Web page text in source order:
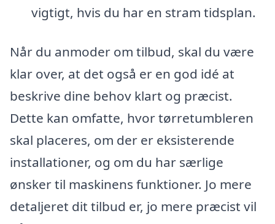
vigtigt, hvis du har en stram tidsplan.
Når du anmoder om tilbud, skal du være
klar over, at det også er en god idé at
beskrive dine behov klart og præcist.
Dette kan omfatte, hvor tørretumbleren
skal placeres, om der er eksisterende
installationer, og om du har særlige
ønsker til maskinens funktioner. Jo mere
detaljeret dit tilbud er, jo mere præcist vil